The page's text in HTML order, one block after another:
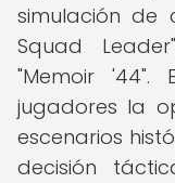
simulación de
Squad
"Memoir '44".
jugadores la
escenarios
decisión